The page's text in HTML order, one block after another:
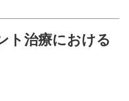
ト治療における